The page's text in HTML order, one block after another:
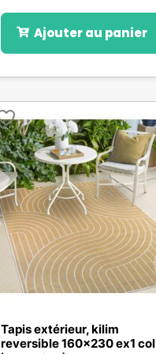
Ajouter au panier
Tapis extérieur, kilim
reversible 160x230 ex1 col